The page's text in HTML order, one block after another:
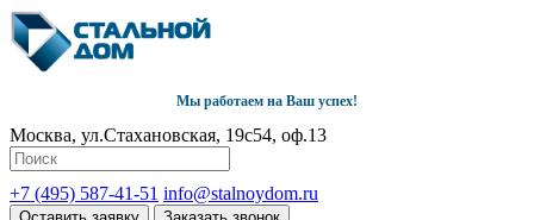
Мы работаем на Ваш успех!
Москва, ул.Стахановская, 19с54, оф.13
+7 (495) 587-41-51 info@stalnoydom.ru